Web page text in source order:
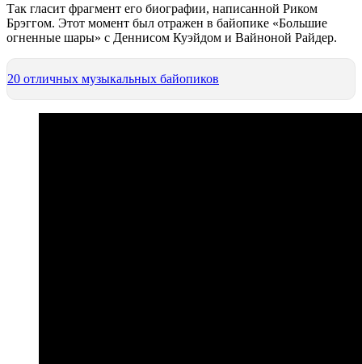
Так гласит фрагмент его биографии, написанной Риком
Брэггом. Этот момент был отражен в байопике «Большие
огненные шары» с Деннисом Куэйдом и Вайноной Райдер.
20 отличных музыкальных байопиков